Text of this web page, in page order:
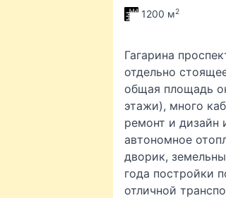
1200 м2
Гагарина
отдельно
общая площадь
этажи), много
ремонт и дизайн
автономное
дворик,
года постройки
отличной